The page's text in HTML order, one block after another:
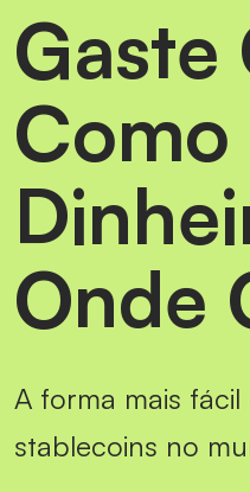
Como
Onde
A forma mais
stablecoins no